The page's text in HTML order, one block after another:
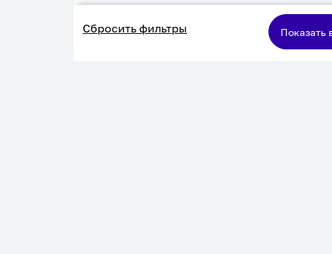
кормления
кровать
Сбросить фильтры Показать